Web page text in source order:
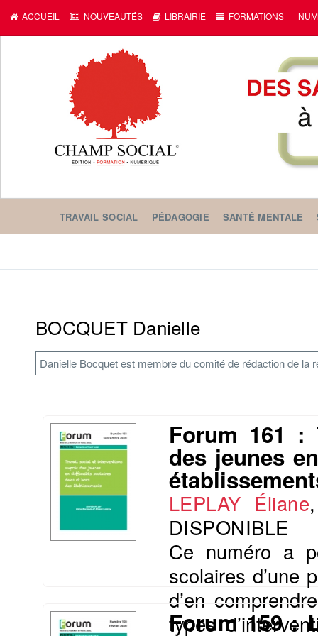
ACCUEIL NOUVEAUTÉS LIBRAIRIE FORMATIONS
TRAVAIL SOCIAL PÉDAGOGIE SANTÉ MENTALE
BOCQUET Danielle
Danielle Bocquet est membre du comité de rédaction de la
Forum 161 :
des jeunes
LEPLAY Éliane
DISPONIBLE
Ce numéro a
scolaires d’une
d’en
types
Forum 159 :